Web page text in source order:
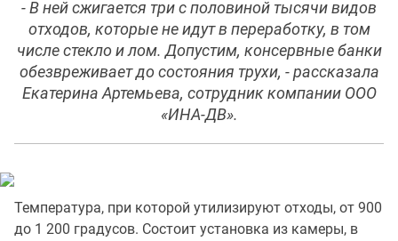
- В ней сжигается три с половиной тысячи видов
отходов, которые не идут в переработку, в том
числе стекло и лом. Допустим, консервные банки
обезвреживает до состояния трухи, - рассказала
Екатерина Артемьева, сотрудник компании ООО
«ИНА-ДВ».
Температура, при которой утилизируют отходы, от 900
до 1 200 градусов. Состоит установка из камеры, в